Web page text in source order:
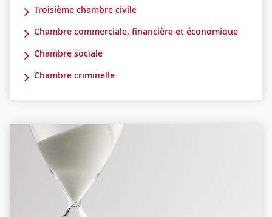
Troisième chambre civile
Chambre commerciale, financière et économique
Chambre sociale
Chambre criminelle